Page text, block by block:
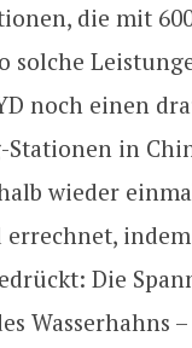
die mit
solche
noch einen
Stationen in
wieder
Die
Wasserhahns